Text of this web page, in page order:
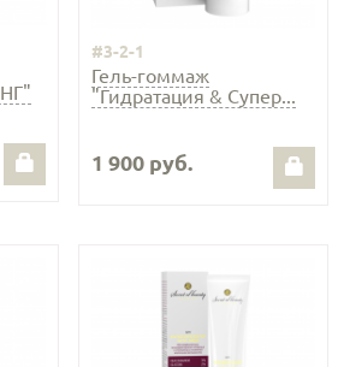
#3-2-1
Гель-гоммаж
"Гидратация & Супер...
1 900 руб.